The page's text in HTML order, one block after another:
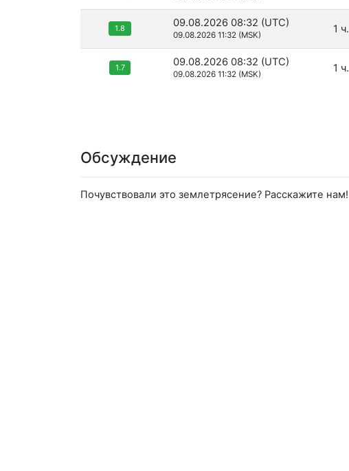
1.8 09.08.2026 08:32 (UTC)
09.08.2026 11:32 (MSK) 1 ч.
1.7 09.08.2026 08:32 (UTC)
09.08.2026 11:32 (MSK) 1 ч.
Обсуждение
Почувствовали это землетрясение? Расскажите нам!